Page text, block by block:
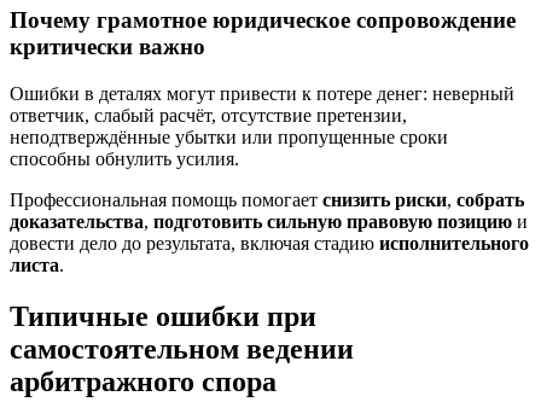
Почему грамотное юридическое сопровождение
критически важно
Ошибки в деталях могут привести к потере денег: неверный
ответчик, слабый расчёт, отсутствие претензии,
неподтверждённые убытки или пропущенные сроки
способны обнулить усилия.
Профессиональная помощь помогает снизить риски, собрать
доказательства, подготовить сильную правовую позицию и
довести дело до результата, включая стадию исполнительного
листа.
Типичные ошибки при
самостоятельном ведении
арбитражного спора